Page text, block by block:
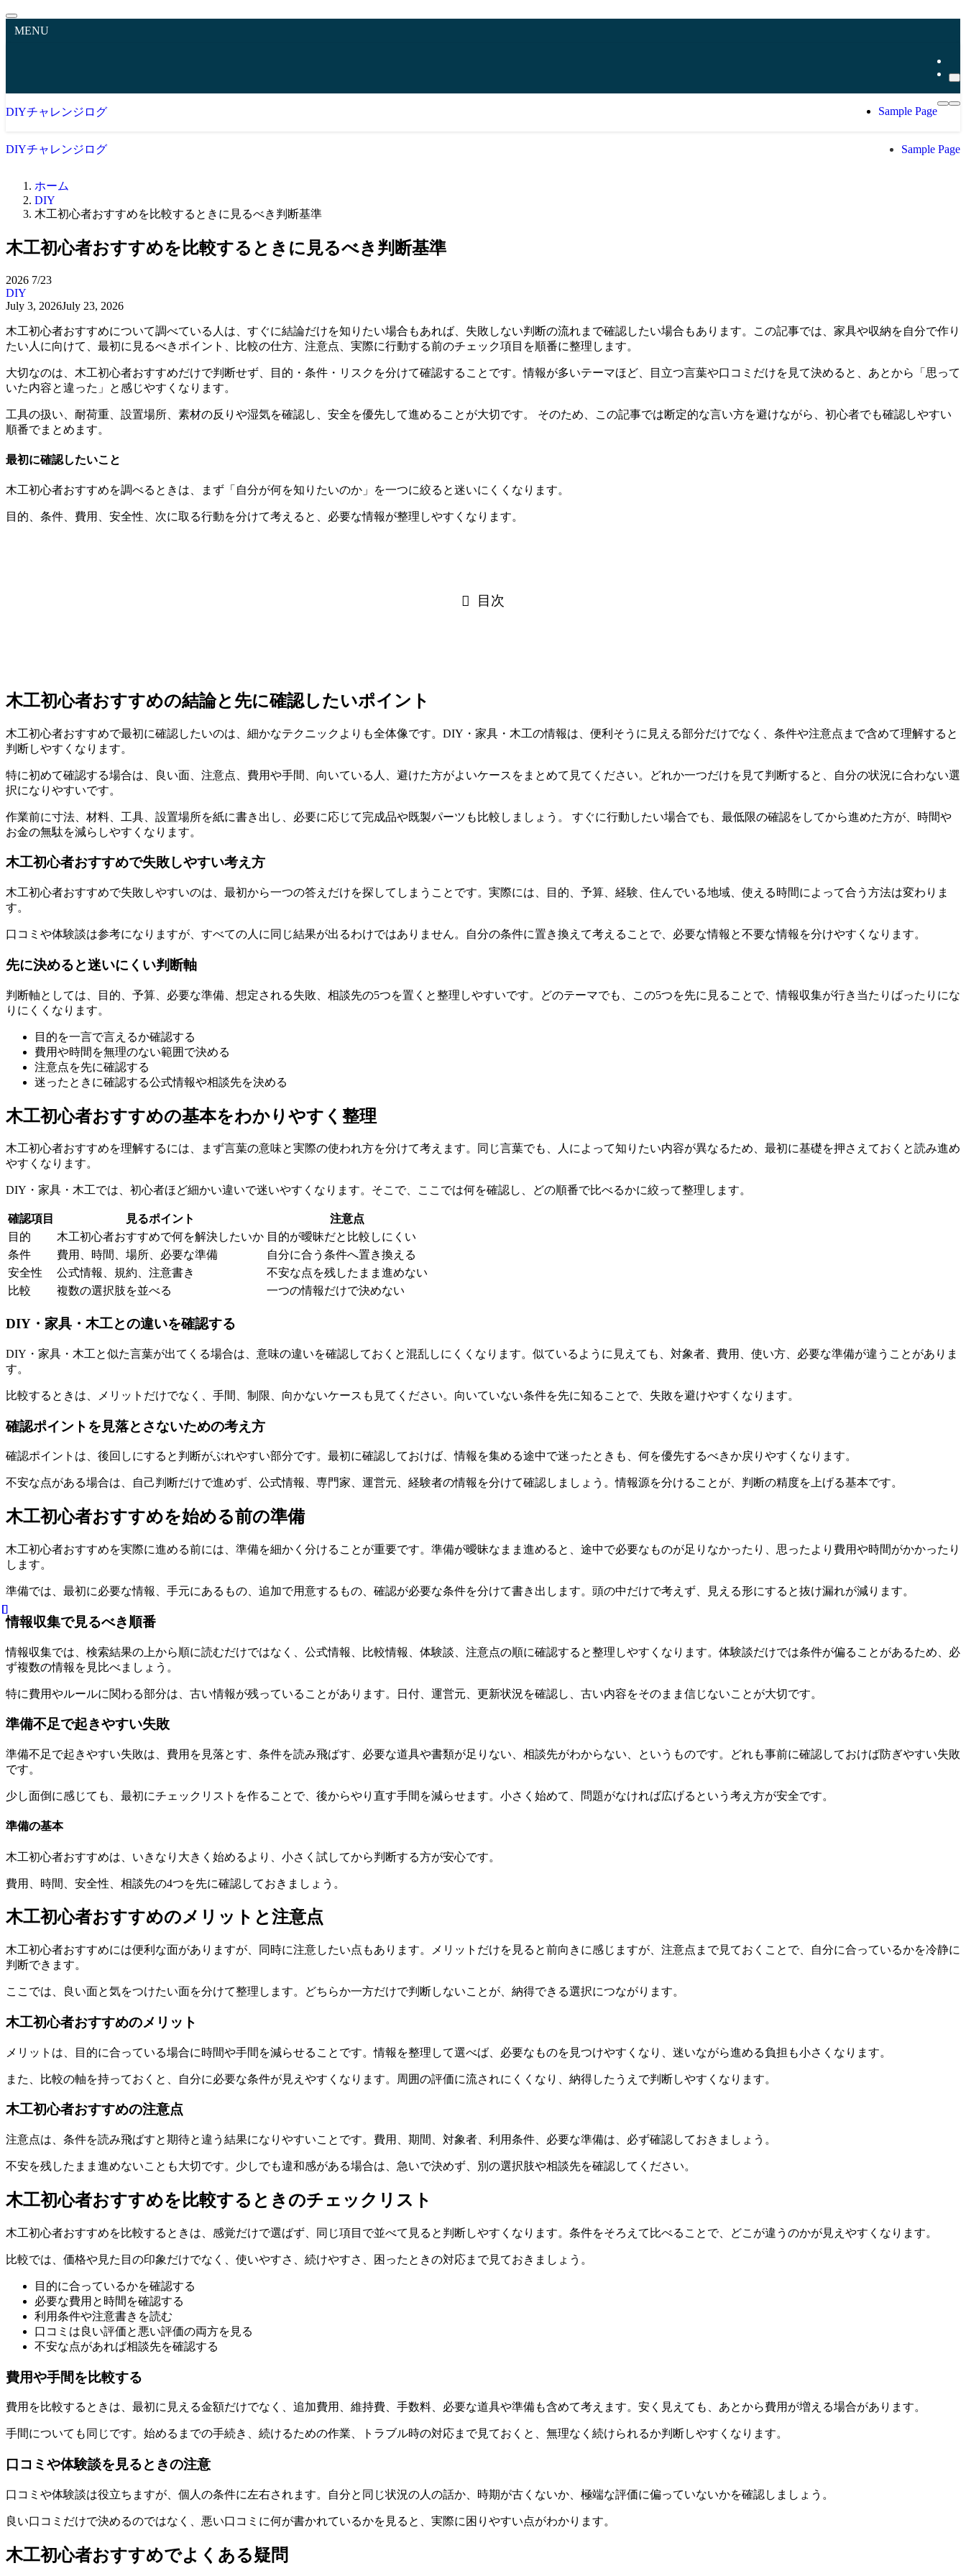
MENU
DIYチャレンジログ Sample Page
DIYチャレンジログ Sample Page
ホーム
DIY
木工初心者おすすめを比較するときに見るべき判断基準
木工初心者おすすめを比較するときに見るべき判断基準
2026 7/23
DIY
July 3, 2026July 23, 2026
木工初心者おすすめについて調べている人は、すぐに結論だけを知りたい場合もあれば、失敗しない判断の流れまで確認したい場合もあります。この記事では、家具や収納を自分で作り
たい人に向けて、最初に見るべきポイント、比較の仕方、注意点、実際に行動する前のチェック項目を順番に整理します。
大切なのは、 木工初心者おすすめだけで判断せず、目的・条件・リスクを分けて確認すること です。情報が多いテーマほど、目立つ言葉や口コミだけを見て決めると、あとから「思って
いた内容と違った」と感じやすくなります。
工具の扱い、耐荷重、設置場所、素材の反りや湿気を確認し、安全を優先して進めることが大切です。 そのため、この記事では断定的な言い方を避けながら、初心者でも確認しやすい
順番でまとめます。
最初に確認したいこと
木工初心者おすすめを調べるときは、まず「自分が何を知りたいのか」を一つに絞ると迷いにくくなります。
目的、条件、費用、安全性、次に取る行動を分けて考えると、必要な情報が整理しやすくなります。
目次
木工初心者おすすめの結論と先に確認したいポイント
木工初心者おすすめで最初に確認したいのは、細かなテクニックよりも全体像です。DIY・家具・木工の情報は、便利そうに見える部分だけでなく、条件や注意点まで含めて理解すると
判断しやすくなります。
特に初めて確認する場合は、 良い面、注意点、費用や手間、向いている人、避けた方がよいケース をまとめて見てください。どれか一つだけを見て判断すると、自分の状況に合わない選
択になりやすいです。
作業前に寸法、材料、工具、設置場所を紙に書き出し、必要に応じて完成品や既製パーツも比較しましょう。 すぐに行動したい場合でも、最低限の確認をしてから進めた方が、時間や
お金の無駄を減らしやすくなります。
木工初心者おすすめで失敗しやすい考え方
木工初心者おすすめで失敗しやすいのは、最初から一つの答えだけを探してしまうことです。実際には、目的、予算、経験、住んでいる地域、使える時間によって合う方法は変わりま
す。
口コミや体験談は参考になりますが、すべての人に同じ結果が出るわけではありません。 自分の条件に置き換えて考える ことで、必要な情報と不要な情報を分けやすくなります。
先に決めると迷いにくい判断軸
判断軸としては、目的、予算、必要な準備、想定される失敗、相談先の5つを置くと整理しやすいです。どのテーマでも、この5つを先に見ることで、情報収集が行き当たりばったりにな
りにくくなります。
目的を一言で言えるか確認する
費用や時間 を無理のない範囲で決める
注意点を先に確認する
迷ったときに確認する公式情報や相談先を決める
木工初心者おすすめの基本をわかりやすく整理
木工初心者おすすめを理解するには、まず言葉の意味と実際の使われ方を分けて考えます。同じ言葉でも、人によって知りたい内容が異なるため、最初に基礎を押さえておくと読み進め
やすくなります。
DIY・家具・木工では、初心者ほど細かい違いで迷いやすくなります。そこで、ここでは何を確認し、どの順番で比べるかに絞って整理します。
確認項目 見るポイント
注意点
目的
木工初心者おすすめで何を解決したいか 目的が曖昧だと比較しにくい
条件
費用、時間、場所、必要な準備
自分に合う条件へ置き換える
安全性
公式情報、規約、注意書き
不安な点を残したまま進めない
比較
複数の選択肢を並べる 一つの情報だけで決めない
DIY・家具・木工との違いを確認する
DIY・家具・木工と似た言葉が出てくる場合は、意味の違いを確認しておくと混乱しにくくなります。似ているように見えても、対象者、費用、使い方、必要な準備が違うことがありま
す。
比較するときは、メリットだけでなく、 手間、制限、向かないケース も見てください。向いていない条件を先に知ることで、失敗を避けやすくなります。
確認ポイントを見落とさないための考え方
確認ポイントは、後回しにすると判断がぶれやすい部分です。最初に確認しておけば、情報を集める途中で迷ったときも、何を優先するべきか戻りやすくなります。
不安な点がある場合は、自己判断だけで進めず、公式情報、専門家、運営元、経験者の情報を分けて確認しましょう。情報源を分ける ことが、判断の精度を上げる基本です。
木工初心者おすすめを始める前の準備
木工初心者おすすめを実際に進める前には、準備を細かく分けることが重要です。準備が曖昧なまま進めると、途中で必要なものが足りなかったり、思ったより費用や時間がかかったり
します。
準備では、最初に必要な情報、手元にあるもの、追加で用意するもの、確認が必要な条件を分けて書き出します。 頭の中だけで考えず、見える形にする と抜け漏れが減ります。
情報収集で見るべき順番
情報収集では、検索結果の上から順に読むだけではなく、公式情報、比較情報、体験談、注意点の順に確認すると整理しやすくなります。体験談だけでは条件が偏ることがあるため、必
ず複数の情報を見比べましょう。
特に費用やルールに関わる部分は、古い情報が残っていることがあります。日付、運営元、更新状況を確認し、古い内容をそのまま信じないことが大切です。
準備不足で起きやすい失敗
準備不足で起きやすい失敗は、費用を見落とす、条件を読み飛ばす、必要な道具や書類が足りない、相談先がわからない、というものです。どれも事前に確認しておけば防ぎやすい失敗
です。
少し面倒に感じても、最初にチェックリストを作ることで、後からやり直す手間を減らせます。 小さく始めて、問題がなければ広げる という考え方が安全です。
準備の基本
木工初心者おすすめは、いきなり大きく始めるより、小さく試してから判断する方が安心です。
費用、時間、安全性、相談先の4つを先に確認しておきましょう。
木工初心者おすすめのメリットと注意点
木工初心者おすすめには便利な面がありますが、同時に注意したい点もあります。メリットだけを見ると前向きに感じますが、注意点まで見ておくことで、自分に合っているかを冷静に
判断できます。
ここでは、良い面と気をつけたい面を分けて整理します。 どちらか一方だけで判断しないことが、納得できる選択につながります。
木工初心者おすすめのメリット
メリットは、目的に合っている場合に時間や手間を減らせることです。情報を整理して選べば、必要なものを見つけやすくなり、迷いながら進める負担も小さくなります。
また、比較の軸を持っておくと、自分に必要な条件が見えやすくなります。周囲の評価に流されにくくなり、納得したうえで判断しやすくなります。
木工初心者おすすめの注意点
注意点は、条件を読み飛ばすと期待と違う結果になりやすいことです。費用、期間、対象者、利用条件、必要な準備は、必ず確認しておきましょう。
不安を残したまま進めないこと も大切です。少しでも違和感がある場合は、急いで決めず、別の選択肢や相談先を確認してください。
木工初心者おすすめを比較するときのチェックリスト
木工初心者おすすめを比較するときは、感覚だけで選ばず、同じ項目で並べて見ると判断しやすくなります。条件をそろえて比べることで、どこが違うのかが見えやすくなります。
比較では、価格や見た目の印象だけでなく、使いやすさ、続けやすさ、困ったときの対応まで見ておきましょう。
目的に合っているかを確認する
必要な費用と時間を確認する
利用条件や注意書きを読む
口コミは良い評価と悪い評価の両方を見る
不安な点があれば相談先を確認する
費用や手間を比較する
費用を比較するときは、最初に見える金額だけでなく、追加費用、維持費、手数料、必要な道具や準備も含めて考えます。安く見えても、あとから費用が増える場合があります。
手間についても同じです。始めるまでの手続き、続けるための作業、トラブル時の対応まで見ておくと、無理なく続けられるか判断しやすくなります。
口コミや体験談を見るときの注意
口コミや体験談は役立ちますが、個人の条件に左右されます。自分と同じ状況の人の話か、時期が古くないか、極端な評価に偏っていないかを確認しましょう。
良い口コミだけで決めるのではなく、悪い口コミに何が書かれているかを見ると、実際に困りやすい点がわかります。
木工初心者おすすめでよくある疑問